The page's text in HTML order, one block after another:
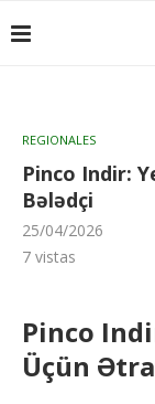
REGIONALES
Pinco Indir:
Bələdçi
25/04/2026
7 vistas
Pinco
Üçün